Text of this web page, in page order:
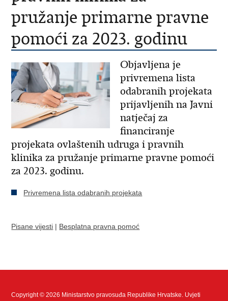
pružanje primarne pravne
pomoći za 2023. godinu
Objavljena je
privremena lista
odabranih projekata
prijavljenih na Javni
natječaj za
financiranje
projekata ovlaštenih udruga i pravnih
klinika za pružanje primarne pravne pomoći
za 2023. godinu.
Privremena lista odabranih projekata
Pisane vijesti | Besplatna pravna pomoć
Copyright © 2026 Ministarstvo pravosuđa Republike Hrvatske. Uvjeti